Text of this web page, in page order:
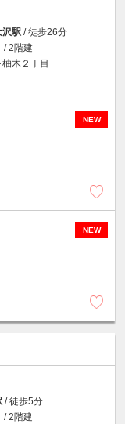
沢駅 / 徒歩26分
/ 2階建
木２丁目
NEW
NEW
/ 徒歩5分
/ 2階建